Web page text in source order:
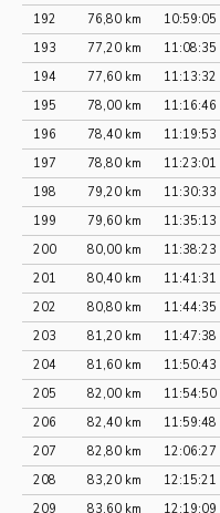
192
76,80 km 10:59:05
193
77,20 km 11:08:35
194
77,60 km 11:13:32
195
78,00 km 11:16:46
196
78,40 km 11:19:53
197
78,80 km 11:23:01
198
79,20 km 11:30:33
199
79,60 km 11:35:13
200
80,00 km 11:38:23
201
80,40 km 11:41:31
202
80,80 km 11:44:35
203
81,20 km 11:47:38
204
81,60 km 11:50:43
205
82,00 km 11:54:50
206
82,40 km 11:59:48
207
82,80 km 12:06:27
208
83,20 km 12:15:21
209
83,60 km 12:19:09